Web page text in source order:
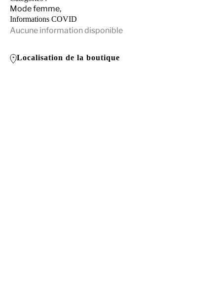
Mode femme,
Informations COVID
Aucune information disponible
Localisation de la boutique